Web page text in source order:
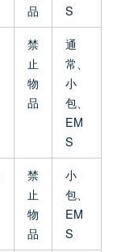
品
S
禁
止
物
品
通
常、
小
包、
EM
S
禁
止
物
品
小
包、
EM
S